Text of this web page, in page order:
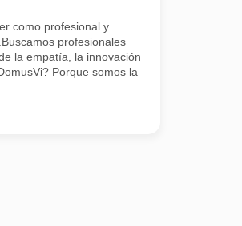
como profesional y
profesionales
la empatía, la innovación
Porque somos la